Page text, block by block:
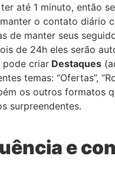
até 1 minuto, então
o contato diário
de manter seus
de 24h eles serão
pode criar Destaques
temas: “Ofertas”,
os outros formatos
surpreendentes.
e